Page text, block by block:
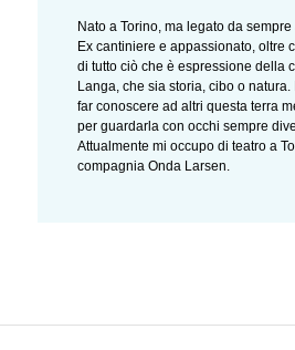
Nato a Torino, ma legato da
Ex cantiniere e appassionato, oltre
di tutto ciò che è espressione della
Langa, che sia storia, cibo o natura.
far conoscere ad altri questa terra
per guardarla con occhi sempre
Attualmente mi occupo di teatro a
compagnia Onda Larsen.